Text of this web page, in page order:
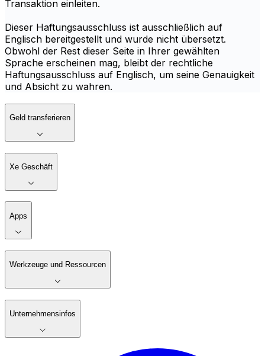
Transaktion einleiten.
Dieser Haftungsausschluss ist ausschließlich auf
Englisch bereitgestellt und wurde nicht übersetzt.
Obwohl der Rest dieser Seite in Ihrer gewählten
Sprache erscheinen mag, bleibt der rechtliche
Haftungsausschluss auf Englisch, um seine Genauigkeit
und Absicht zu wahren.
Geld transferieren
Xe Geschäft
Apps
Werkzeuge und Ressourcen
Unternehmensinfos